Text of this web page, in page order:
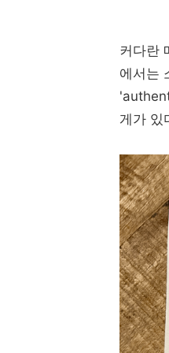
커다란
에서는
게가 있